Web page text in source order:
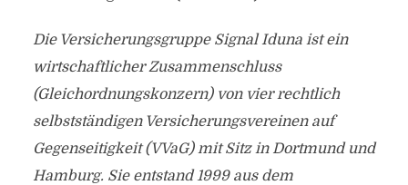
Die Versicherungsgruppe Signal Iduna ist ein
wirtschaftlicher Zusammenschluss
(Gleichordnungskonzern) von vier rechtlich
selbstständigen Versicherungsvereinen auf
Gegenseitigkeit (VVaG) mit Sitz in Dortmund und
Hamburg. Sie entstand 1999 aus dem